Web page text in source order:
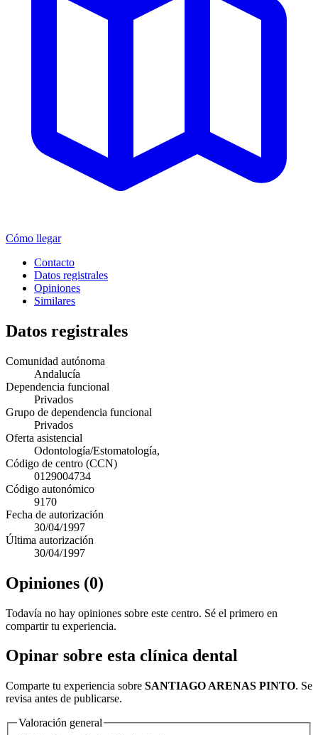
Cómo llegar
Contacto
Datos registrales
Opiniones
Similares
Datos registrales
Comunidad autónoma
Andalucía
Dependencia funcional
Privados
Grupo de dependencia funcional
Privados
Oferta asistencial
Odontología/Estomatología,
Código de centro (CCN)
0129004734
Código autonómico
9170
Fecha de autorización
30/04/1997
Última autorización
30/04/1997
Opiniones (0)
Todavía no hay opiniones sobre este centro. Sé el primero en
compartir tu experiencia.
Opinar sobre esta clínica dental
Comparte tu experiencia sobre SANTIAGO ARENAS PINTO. Se
revisa antes de publicarse.
Valoración general